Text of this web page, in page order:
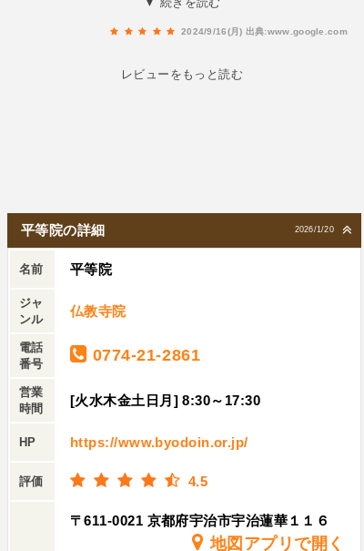
めました💦平等院は世界文化遺産に登録されてお
り、鳳凰堂の阿弥陀如来坐像や空中供養菩薩像、
に指定されています。御朱印は直書きで２種類(各
染み込ませたり、飲んだりして涼をとってみても
2024/9/16(月) 出典:www.google.com
レビューをもっと読む
2026/1/20
平等院の詳細
名前 平等院
ジャ
ンル
仏教寺院
電話
番号
0774-21-2861
営業
時間
[火水木金土日月] 8:30～17:30
HP https://www.byodoin.or.jp/
評価 4.5
〒611-0021 京都府宇治市宇治蓮華１１６
地図アプリで開く